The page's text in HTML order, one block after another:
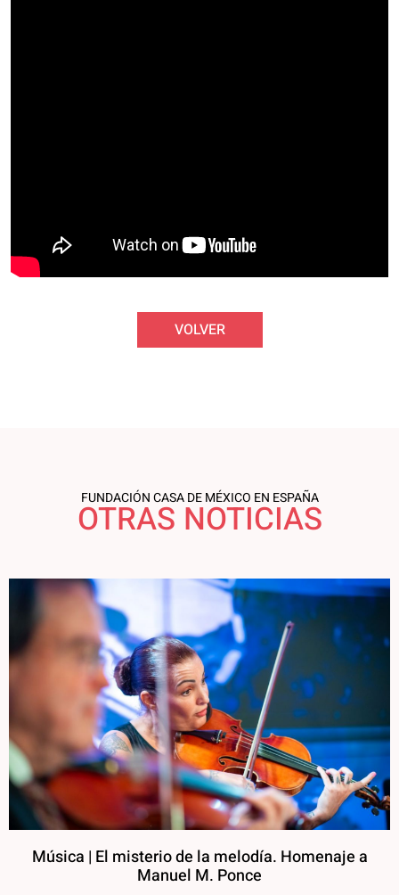
VOLVER
FUNDACIÓN CASA DE MÉXICO EN ESPAÑA
OTRAS NOTICIAS
Música | El misterio de la melodía. Homenaje a
Manuel M. Ponce